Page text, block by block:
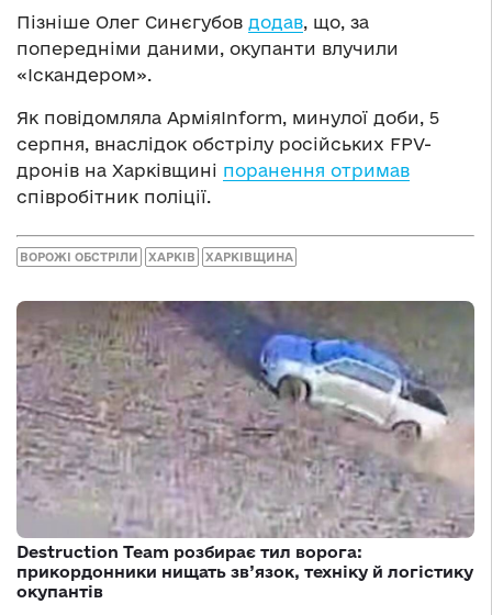
Пізніше Олег Синєгубов додав, що, за
попередніми даними, окупанти влучили
«Іскандером».
Як повідомляла АрміяInform, минулої доби, 5
серпня, внаслідок обстрілу російських FPV-
дронів на Харківщині поранення отримав
співробітник поліції.
ВОРОЖІ ОБСТРІЛИ ХАРКІВ ХАРКІВЩИНА
Destruction Team розбирає тил ворога:
прикордонники нищать зв’язок, техніку й логістику
окупантів